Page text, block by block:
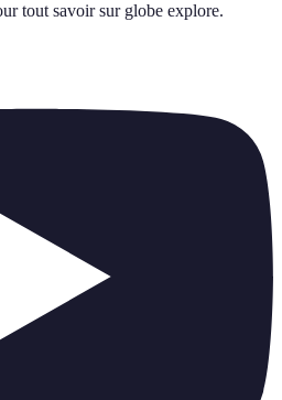
tout savoir sur globe explore.